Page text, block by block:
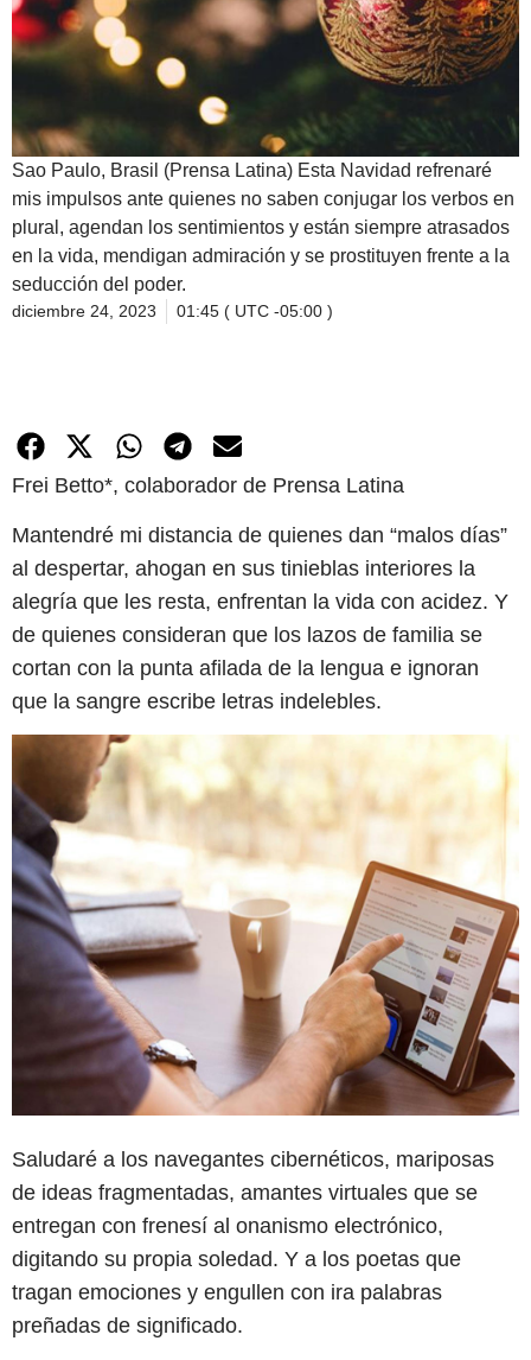
Sao Paulo, Brasil (Prensa Latina) Esta Navidad refrenaré
mis impulsos ante quienes no saben conjugar los verbos en
plural, agendan los sentimientos y están siempre atrasados
en la vida, mendigan admiración y se prostituyen frente a la
seducción del poder.
diciembre 24, 2023 01:45 ( UTC -05:00 )
Frei Betto*, colaborador de Prensa Latina
Mantendré mi distancia de quienes dan “malos días”
al despertar, ahogan en sus tinieblas interiores la
alegría que les resta, enfrentan la vida con acidez. Y
de quienes consideran que los lazos de familia se
cortan con la punta afilada de la lengua e ignoran
que la sangre escribe letras indelebles.
Saludaré a los navegantes cibernéticos, mariposas
de ideas fragmentadas, amantes virtuales que se
entregan con frenesí al onanismo electrónico,
digitando su propia soledad. Y a los poetas que
tragan emociones y engullen con ira palabras
preñadas de significado.